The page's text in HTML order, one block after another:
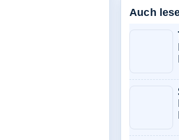
Auch